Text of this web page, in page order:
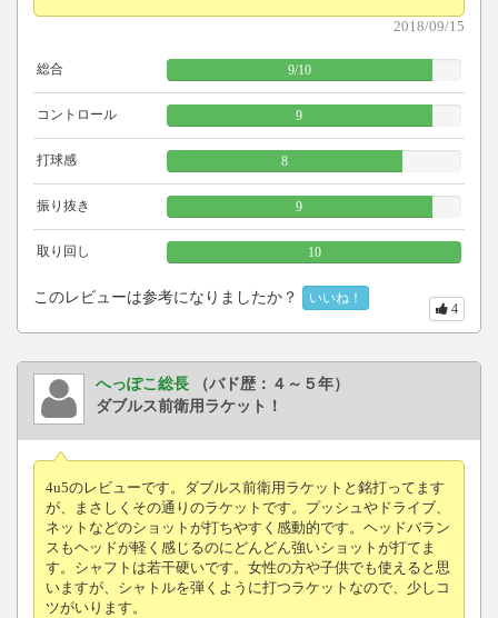
2018/09/15
総合 9/10
コントロール 9
打球感 8
振り抜き 9
取り回し 10
このレビューは参考になりましたか？ いいね！
4
へっぽこ総長
（バド歴：４～５年）
ダブルス前衛用ラケット！
4u5のレビューです。ダブルス前衛用ラケットと銘打ってます
が、まさしくその通りのラケットです。プッシュやドライブ、
ネットなどのショットが打ちやすく感動的です。ヘッドバラン
スもヘッドが軽く感じるのにどんどん強いショットが打てま
す。シャフトは若干硬いです。女性の方や子供でも使えると思
いますが、シャトルを弾くように打つラケットなので、少しコ
ツがいります。